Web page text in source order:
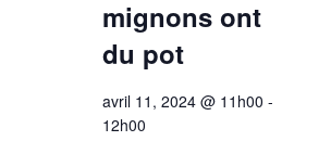
mignons ont
du pot
avril 11, 2024 @ 11h00 -
12h00